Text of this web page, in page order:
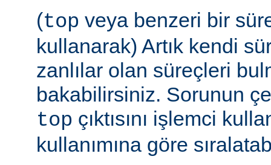
(top veya benzeri bir
kullanarak) Artık kendi
zanlılar olan süreçleri
bakabilirsiniz. Sorunun
top çıktısını işlemci
kullanımına göre